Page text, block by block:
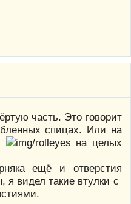
часть. Это говорит
спицах. Или на
на целых
ещё и отверстия
я видел такие втулки с